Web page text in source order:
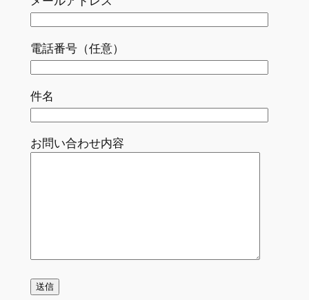
電話番号（任意）
件名
お問い合わせ内容